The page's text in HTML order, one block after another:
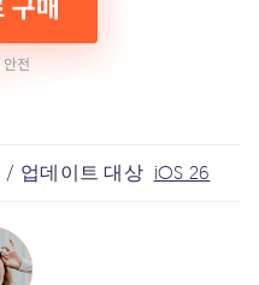
/ 업데이트 대상 iOS 26